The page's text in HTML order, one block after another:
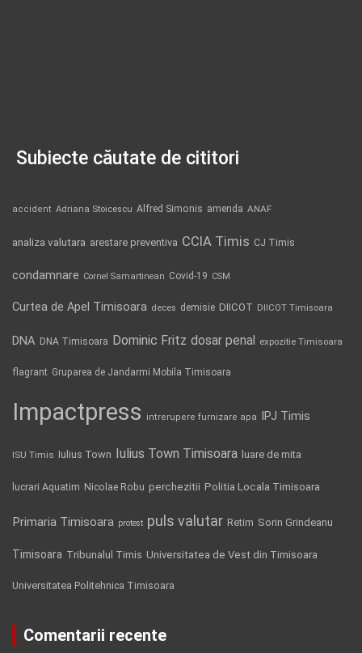
Subiecte căutate de cititori
accident Adriana Stoicescu Alfred Simonis amenda ANAF
analiza valutara arestare preventiva CCIA Timis CJ Timis
condamnare Cornel Samartinean Covid-19 CSM
Curtea de Apel Timisoara deces demisie DIICOT DIICOT Timisoara
DNA DNA Timisoara Dominic Fritz dosar penal expozitie Timisoara
flagrant Gruparea de Jandarmi Mobila Timisoara
Impactpress intrerupere furnizare apa IPJ Timis
ISU Timis Iulius Town Iulius Town Timisoara luare de mita
lucrari Aquatim Nicolae Robu perchezitii Politia Locala Timisoara
Primaria Timisoara protest puls valutar Retim Sorin Grindeanu
Timisoara Tribunalul Timis Universitatea de Vest din Timisoara
Universitatea Politehnica Timisoara
Comentarii recente